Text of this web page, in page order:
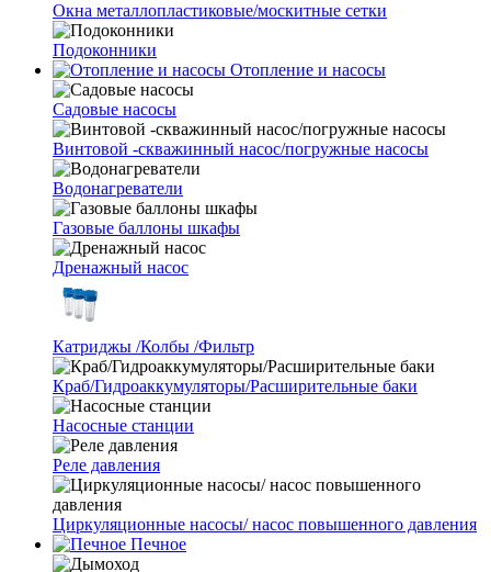
Окна металлопластиковые/москитные сетки
Подоконники
Отопление и насосы
Cадовые насосы
Винтовой -скважинный насос/погружные насосы
Водонагреватели
Газовые баллоны шкафы
Дренажный насос
Катриджы /Колбы /Фильтр
Краб/Гидроаккумуляторы/Расширительные баки
Насосные станции
Реле давления
Циркуляционные насосы/ насос повышенного давления
Печное